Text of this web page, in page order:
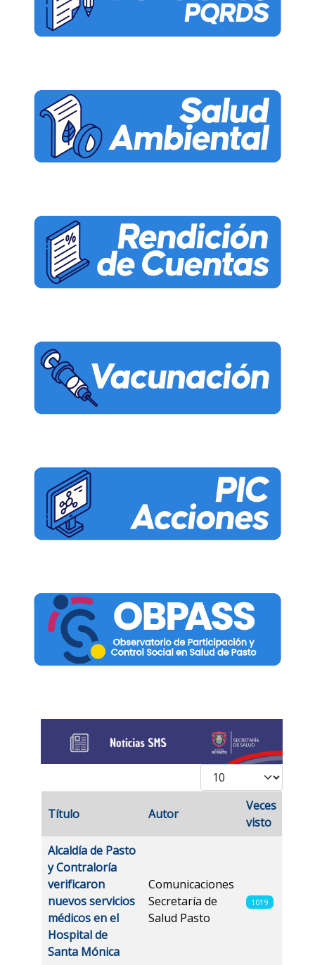
Cantidad
Artículos
Título Autor
Veces
visto
Alcaldía de Pasto
y Contraloría
verificaron
nuevos servicios
médicos en el
Hospital de
Santa Mónica
Comunicaciones
Secretaría de
Salud Pasto
1019